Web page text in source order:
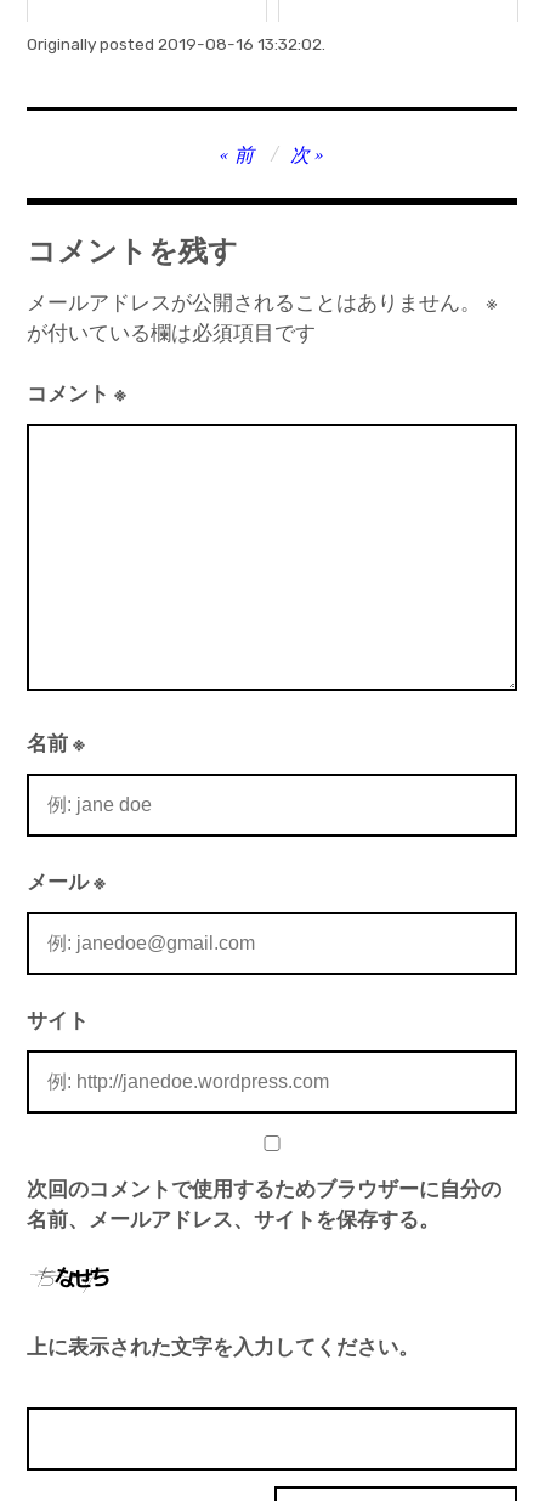
Originally posted 2019-08-16 13:32:02.
稿
ビ
ゲ
ー
シ
ョ
前 次
コメントを残す
メールアドレスが公開されることはありません。
※
が付いている欄は必須項目です
コメント※
名前※
メール※
サイト
次回のコメントで使用するためブラウザーに自分の
名前、メールアドレス、サイトを保存する。
上に表示された文字を入力してください。